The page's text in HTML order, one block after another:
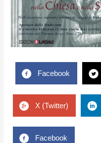
Facebook
X (Twitter)
Facebook